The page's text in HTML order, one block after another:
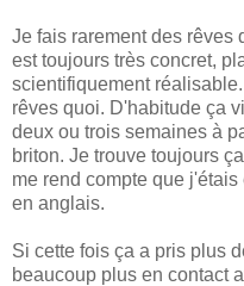
Je fais rarement des rêves
est toujours très concret,
scientifiquement
rêves quoi. D'habitude ça
deux ou trois semaines à
briton. Je trouve toujours
me rend compte que
en anglais.
Si cette fois ça a pris plus
beaucoup plus en contact